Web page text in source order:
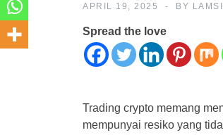
APRIL 19, 2025 BY
Spread the love
Trading crypto memang
mempunyai resiko yang